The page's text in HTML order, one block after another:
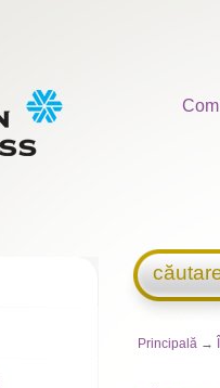
Principală →